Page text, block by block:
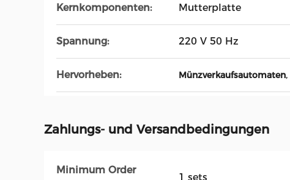
Kernkomponenten: Mutterplatte
Spannung: 220 V 50 Hz
Hervorheben: Münzverkaufsautomaten,
Zahlungs- und Versandbedingungen
Minimum Order
1 sets